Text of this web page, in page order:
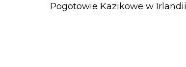
Pogotowie Kazikowe w Irlandii